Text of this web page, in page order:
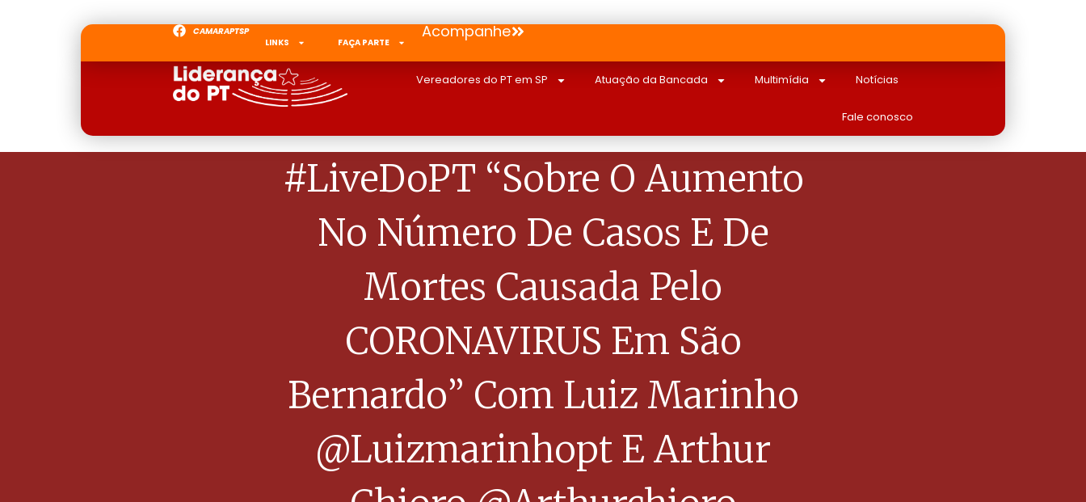
CAMARAPTSP
LINKS
FAÇA PARTE
Acompanhe
Vereadores do PT em SP Atuação da Bancada Multimídia Notícias
Fale conosco
#LiveDoPT “Sobre O Aumento
No Número De Casos E De
Mortes Causada Pelo
CORONAVIRUS Em São
Bernardo” Com Luiz Marinho
@luizmarinhopt E Arthur